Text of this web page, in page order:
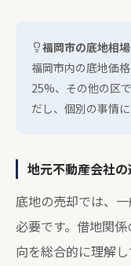
福岡市の底地相場
福岡市内の底地価
25%、その他の区
だし、個別の事情
地元不動産会社
底地の売却では、
必要です。借地関
向を総合的に理解